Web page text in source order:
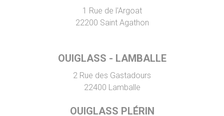
1 Rue de l'Argoat
22200 Saint Agathon
OUIGLASS - LAMBALLE
2 Rue des Gastadours
22400 Lamballe
OUIGLASS PLÉRIN